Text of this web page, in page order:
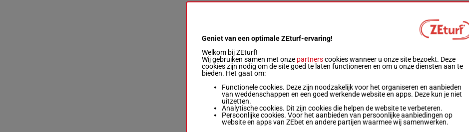
Geniet van een optimale ZEturf-ervaring!
Welkom bij ZEturf!
Wij gebruiken samen met onze partnerscookies wanneer u onze site bezoekt. Deze
cookies zijn nodig om de site goed te laten functioneren en om u onze diensten aan te
bieden. Het gaat om:
Functionele cookies. Deze zijn noodzakelijk voor het organiseren en aanbieden
van weddenschappen en een goed werkende website en apps. Deze kun je niet
uitzetten.
Analytische cookies. Dit zijn cookies die helpen de website te verbeteren.
Persoonlijke cookies. Voor het aanbieden van persoonlijke aanbiedingen op
website en apps van ZEbet en andere partijen waarmee wij samenwerken.